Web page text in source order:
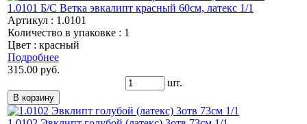
1.0101 Б/С Ветка эвкалипт красный 60см, латекс 1/1
Артикул : 1.0101
Количество в упаковке : 1
Цвет : красный
Подробнее
315.00 руб.
шт.